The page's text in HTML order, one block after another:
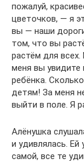
пожалуй,
цветочков, — я
вы — наши
том, что вы
растём для
меня вы увидите
ребёнка.
детям! За меня
выйти в поле. Я
Алёнушка
и удивлялась.
самой, все те